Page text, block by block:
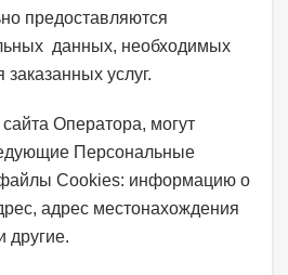
предоставляются
данных, необходимых
услуг.
Оператора, могут
Персональные
Cookies: информацию о
адрес местонахождения
другие.